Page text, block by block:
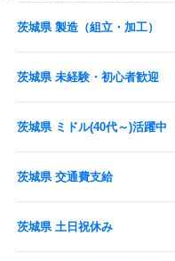
茨城県 製造（組立・加工）
茨城県 未経験・初心者歓迎
茨城県 ミドル(40代～)活躍中
茨城県 交通費支給
茨城県 土日祝休み